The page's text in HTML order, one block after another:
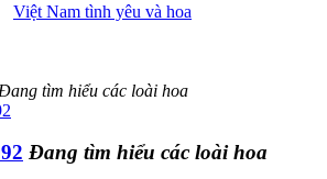
Việt Nam tình yêu và hoa
tìm hiểu các loài hoa
Đang tìm hiểu các loài hoa